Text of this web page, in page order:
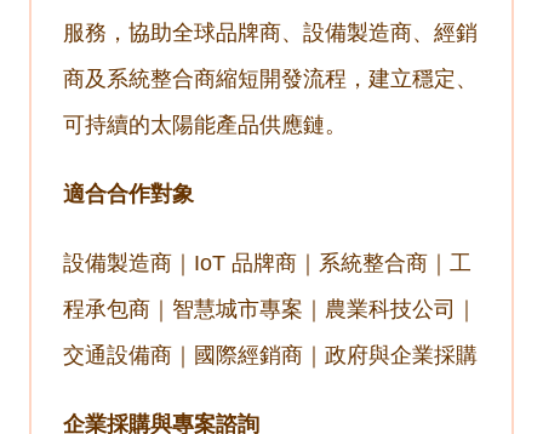
服務，協助全球品牌商、設備製造商、經銷
商及系統整合商縮短開發流程，建立穩定、
可持續的太陽能產品供應鏈。
適合合作對象
設備製造商｜IoT 品牌商｜系統整合商｜工
程承包商｜智慧城市專案｜農業科技公司｜
交通設備商｜國際經銷商｜政府與企業採購
企業採購與專案諮詢